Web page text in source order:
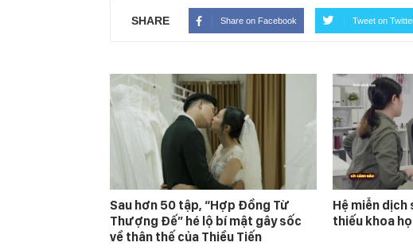
SHARE Share on Facebook Tweet on
Sau hơn 50 tập, “Hợp Đồng Từ
Thượng Đế” hé lộ bí mật gây sốc
về thân thế của Thiều Tiến
Hệ miễn dịch
thiếu khoa